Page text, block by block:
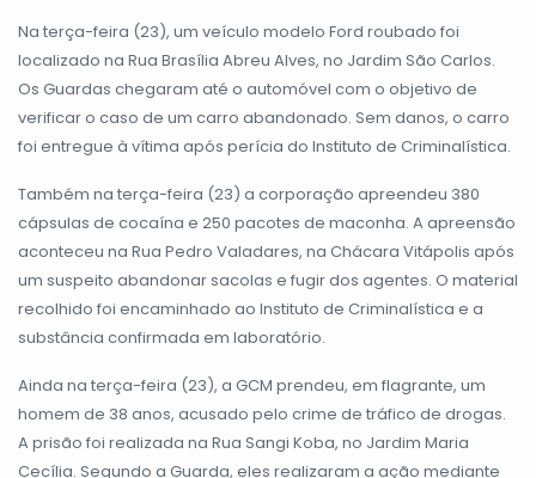
Na terça-feira (23), um veículo modelo Ford roubado foi
localizado na Rua Brasília Abreu Alves, no Jardim São Carlos.
Os Guardas chegaram até o automóvel com o objetivo de
verificar o caso de um carro abandonado. Sem danos, o carro
foi entregue à vítima após perícia do Instituto de Criminalística.
Também na terça-feira (23) a corporação apreendeu 380
cápsulas de cocaína e 250 pacotes de maconha. A apreensão
aconteceu na Rua Pedro Valadares, na Chácara Vitápolis após
um suspeito abandonar sacolas e fugir dos agentes. O material
recolhido foi encaminhado ao Instituto de Criminalística e a
substância confirmada em laboratório.
Ainda na terça-feira (23), a GCM prendeu, em flagrante, um
homem de 38 anos, acusado pelo crime de tráfico de drogas.
A prisão foi realizada na Rua Sangi Koba, no Jardim Maria
Cecília. Segundo a Guarda, eles realizaram a ação mediante